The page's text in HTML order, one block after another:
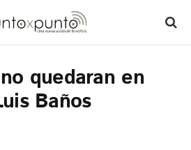
quedaran en
Baños